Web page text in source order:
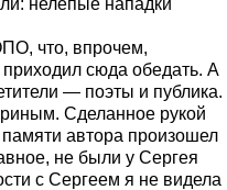
нелепые нападки
что, впрочем,
сюда обедать. А
— поэты и публика.
Сделанное рукой
автора произошел
не были у Сергея
с Сергеем я не видела